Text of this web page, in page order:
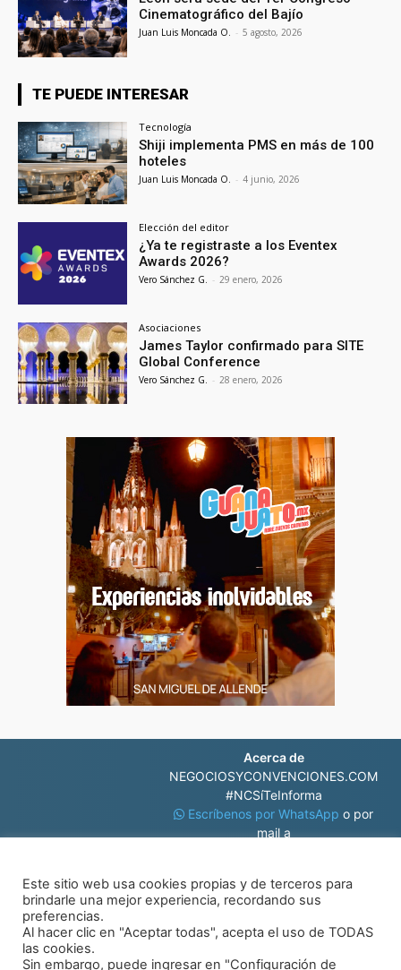
Cinematográfico del Bajío
Juan Luis Moncada O. - 5 agosto, 2026
TE PUEDE INTERESAR
Tecnología
Shiji implementa PMS en más de 100
hoteles
Juan Luis Moncada O. - 4 junio, 2026
Elección del editor
¿Ya te registraste a los Eventex
Awards 2026?
Vero Sánchez G. - 29 enero, 2026
Asociaciones
James Taylor confirmado para SITE
Global Conference
Vero Sánchez G. - 28 enero, 2026
Acerca de
NEGOCIOSYCONVENCIONES.COM
#NCSíTeInforma
Escríbenos por WhatsAppo por
mail a
Este sitio web usa cookies propias y de terceros para
brindarle una mejor experiencia, recordando sus
preferencias.
Al hacer clic en "Aceptar todas", acepta el uso de TODAS
las cookies.
Sin embargo, puede ingresar en "Configuración de